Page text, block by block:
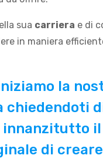
sua carriera e di
in maniera
la
chiedendoti
innanzitutto
di